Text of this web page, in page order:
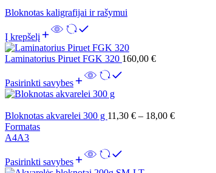
Bloknotas kaligrafijai ir rašymui
Į krepšelį
Laminatorius Piruet FGK 320 160,00 €
Pasirinkti savybes
Bloknotas akvarelei 300 g 11,30 € – 18,00 €
Formatas
A4A3
Pasirinkti savybes